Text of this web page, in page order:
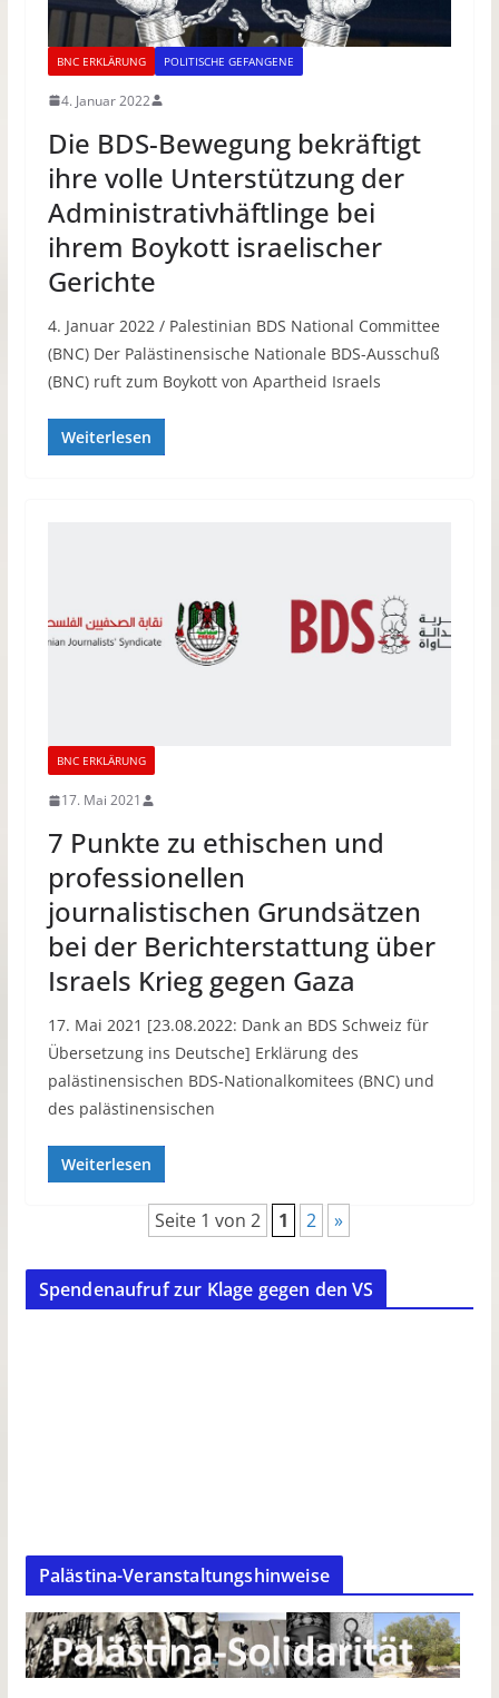
BNC ERKLÄRUNG POLITISCHE GEFANGENE
4. Januar 2022
Die BDS-Bewegung bekräftigt
ihre volle Unterstützung der
Administrativhäftlinge bei
ihrem Boykott israelischer
Gerichte
4. Januar 2022 / Palestinian BDS National Committee
(BNC) Der Palästinensische Nationale BDS-Ausschuß
(BNC) ruft zum Boykott von Apartheid Israels
Weiterlesen
BNC ERKLÄRUNG
17. Mai 2021
7 Punkte zu ethischen und
professionellen
journalistischen Grundsätzen
bei der Berichterstattung über
Israels Krieg gegen Gaza
17. Mai 2021 [23.08.2022: Dank an BDS Schweiz für
Übersetzung ins Deutsche] Erklärung des
palästinensischen BDS-Nationalkomitees (BNC) und
des palästinensischen
Weiterlesen
Seite 1 von 2 1 2 »
Spendenaufruf zur Klage gegen den VS
Palästina-Veranstaltungshinweise